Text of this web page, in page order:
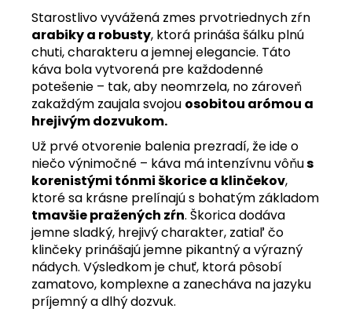
Starostlivo vyvážená zmes prvotriednych zŕn
arabiky a robusty, ktorá prináša šálku plnú
chuti, charakteru a jemnej elegancie. Táto
káva bola vytvorená pre každodenné
potešenie – tak, aby neomrzela, no zároveň
zakaždým zaujala svojou osobitou arómou a
hrejivým dozvukom.
Už prvé otvorenie balenia prezradí, že ide o
niečo výnimočné – káva má intenzívnu vôňus
korenistými tónmi škorice a klinčekov,
ktoré sa krásne prelínajú s bohatým základom
tmavšie pražených zŕn. Škorica dodáva
jemne sladký, hrejivý charakter, zatiaľ čo
klinčeky prinášajú jemne pikantný a výrazný
nádych. Výsledkom je chuť, ktorá pôsobí
zamatovo, komplexne a zanecháva na jazyku
príjemný a dlhý dozvuk.